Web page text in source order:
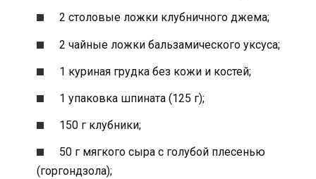
2 столовые ложки клубничного джема;
2 чайные ложки бальзамического уксуса;
1 куриная грудка без кожи и костей;
1 упаковка шпината (125 г);
150 г клубники;
50 г мягкого сыра с голубой плесенью
(горгондзола);